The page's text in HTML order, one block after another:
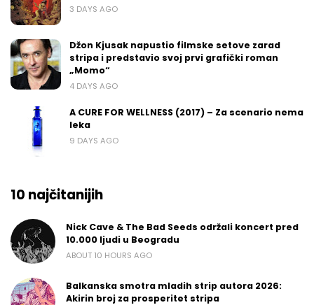
3 DAYS AGO
Džon Kjusak napustio filmske setove zarad
stripa i predstavio svoj prvi grafički roman
„Momo“
4 DAYS AGO
A CURE FOR WELLNESS (2017) – Za scenario nema
leka
9 DAYS AGO
10 najčitanijih
Nick Cave & The Bad Seeds održali koncert pred
10.000 ljudi u Beogradu
ABOUT 10 HOURS AGO
Balkanska smotra mladih strip autora 2026:
Akirin broj za prosperitet stripa